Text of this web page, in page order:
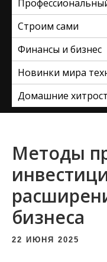
Строим сами
Финансы и бизнес
Новинки мира
Домашние
Методы
бизнеса
22 ИЮНЯ 2025